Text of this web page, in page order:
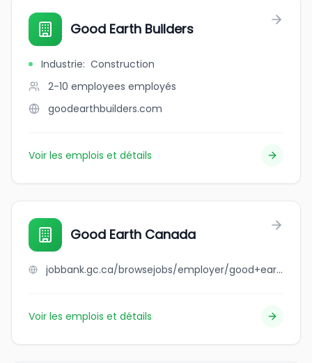
Good Earth Builders
Industrie: Construction
2-10 employees employés
goodearthbuilders.com
Voir les emplois et détails
Good Earth Canada
jobbank.gc.ca/browsejobs/employer/good+earth+canada/ca
Voir les emplois et détails